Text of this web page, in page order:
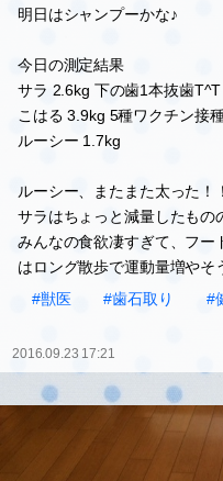
明日はシャンプーかな♪
今日の測定結果
サラ 2.6kg 下の歯1本抜歯T^T
こはる 3.9kg 5種ワクチン接
ルーシー 1.7kg
ルーシー、またまた太った！
サラはちょっと減量したも
みんなの食欲凄すぎて、フ
はロング散歩で運動量増やそ
#獣医
#歯石取り #
2016.09.23 17:21